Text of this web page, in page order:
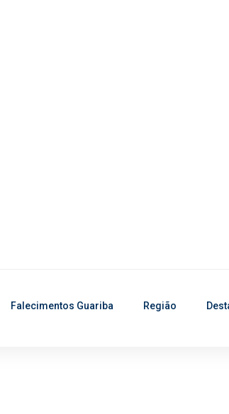
Falecimentos Guariba Região